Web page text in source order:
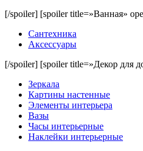
[/spoiler] [spoiler title=»Ванная»
Сантехника
Аксессуары
[/spoiler] [spoiler title=»Декор для
Зеркала
Картины настенные
Элементы интерьера
Вазы
Часы интерьерные
Наклейки интерьерные